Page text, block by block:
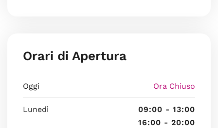
Orari di Apertura
Oggi Ora Chiuso
Lunedì
09:00 - 13:00
16:00 - 20:00